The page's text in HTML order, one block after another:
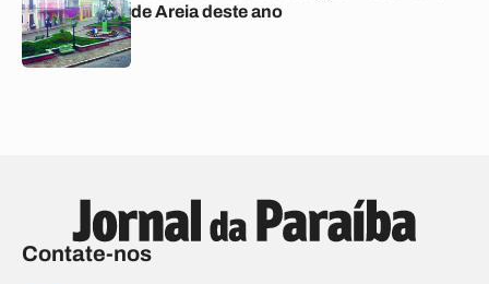
de Areia deste ano
Contate-nos